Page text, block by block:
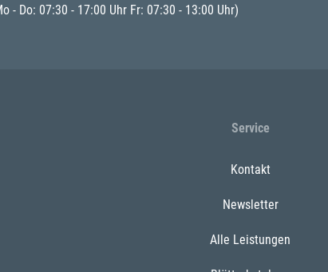
- Do: 07:30 - 17:00 Uhr Fr: 07:30 - 13:00 Uhr)
Service
Kontakt
Newsletter
Alle Leistungen